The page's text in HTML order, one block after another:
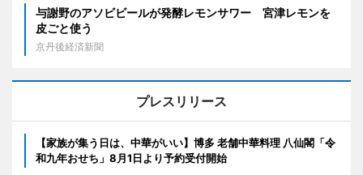
与謝野のアソビビールが発酵レモンサワー 宮津レモンを
皮ごと使う
京丹後経済新聞
プレスリリース
【家族が集う日は、中華がいい】博多 老舗中華料理 八仙閣「令
和九年おせち」8月1日より予約受付開始